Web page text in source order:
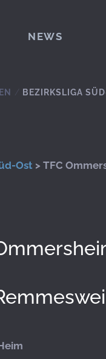
NEWS
BEZIRKSLIGA
Ost > TFC